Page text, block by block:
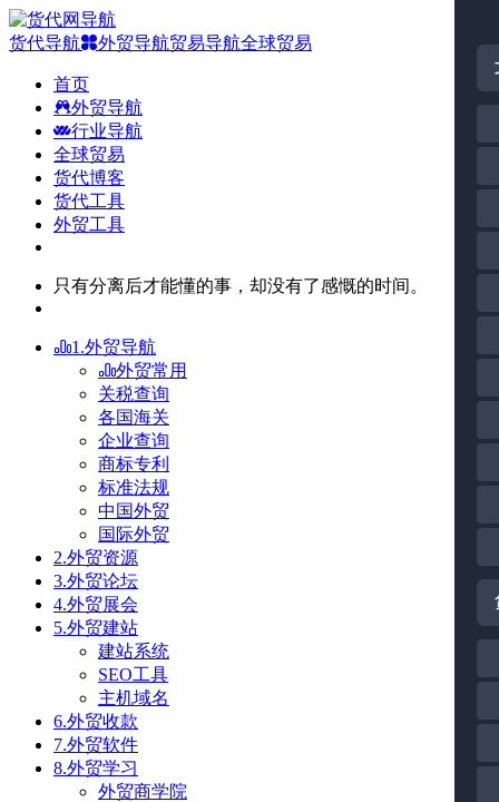
货代导航 外贸导航贸易导航全球贸易
首页
外贸导航
行业导航
全球贸易
货代博客
货代工具
外贸工具
只有分离后才能懂的事，却没有了感慨的时间。
1.外贸导航
外贸常用
关税查询
各国海关
企业查询
商标专利
标准法规
中国外贸
国际外贸
2.外贸资源
3.外贸论坛
4.外贸展会
5.外贸建站
建站系统
SEO工具
主机域名
6.外贸收款
7.外贸软件
8.外贸学习
外贸商学院